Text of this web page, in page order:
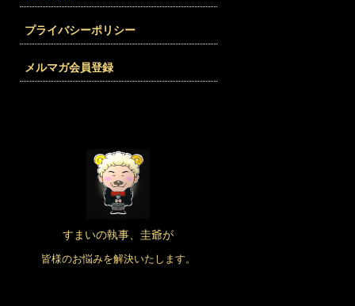
プライバシーポリシー
メルマガ会員登録
すまいの執事、圭爺が
皆様のお悩みを解決いたします。